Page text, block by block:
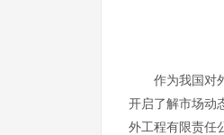
作为我国对
开启了解市场动
外工程有限责任